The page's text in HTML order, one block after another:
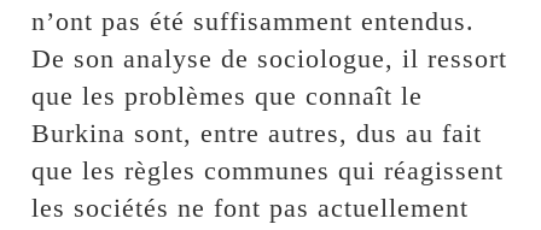
n’ont pas été suffisamment entendus.
De son analyse de sociologue, il ressort
que les problèmes que connaît le
Burkina sont, entre autres, dus au fait
que les règles communes qui réagissent
les sociétés ne font pas actuellement